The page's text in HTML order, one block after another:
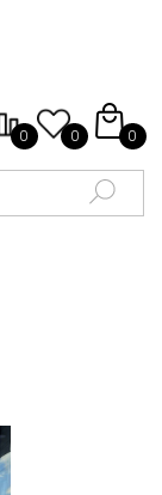
0 0 0